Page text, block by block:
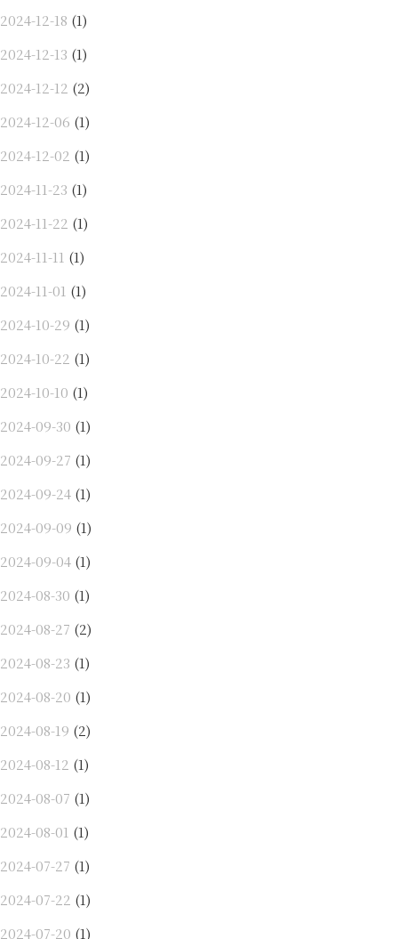
2024-12-18 (1)
2024-12-13 (1)
2024-12-12 (2)
2024-12-06 (1)
2024-12-02 (1)
2024-11-23 (1)
2024-11-22 (1)
2024-11-11 (1)
2024-11-01 (1)
2024-10-29 (1)
2024-10-22 (1)
2024-10-10 (1)
2024-09-30 (1)
2024-09-27 (1)
2024-09-24 (1)
2024-09-09 (1)
2024-09-04 (1)
2024-08-30 (1)
2024-08-27 (2)
2024-08-23 (1)
2024-08-20 (1)
2024-08-19 (2)
2024-08-12 (1)
2024-08-07 (1)
2024-08-01 (1)
2024-07-27 (1)
2024-07-22 (1)
2024-07-20 (1)